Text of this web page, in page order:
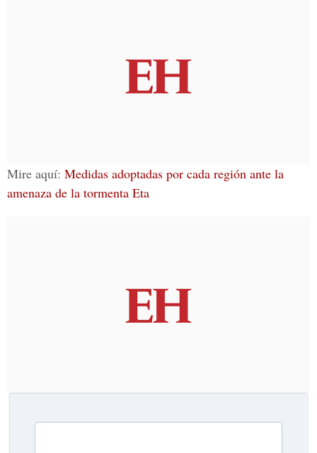
Mire aquí: Medidas adoptadas por cada región ante la
amenaza de la tormenta Eta